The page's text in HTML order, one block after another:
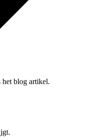
het blog artikel.